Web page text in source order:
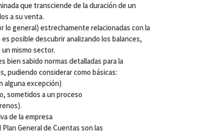
que transciende de la duración de un
a su venta.
lo general) estrechamente relacionadas con la
posible descubrir analizando los balances,
mismo sector.
bien sabido normas detalladas para la
pudiendo considerar como básicas:
alguna excepción)
sometidos a un proceso
de la empresa
General de Cuentas son las